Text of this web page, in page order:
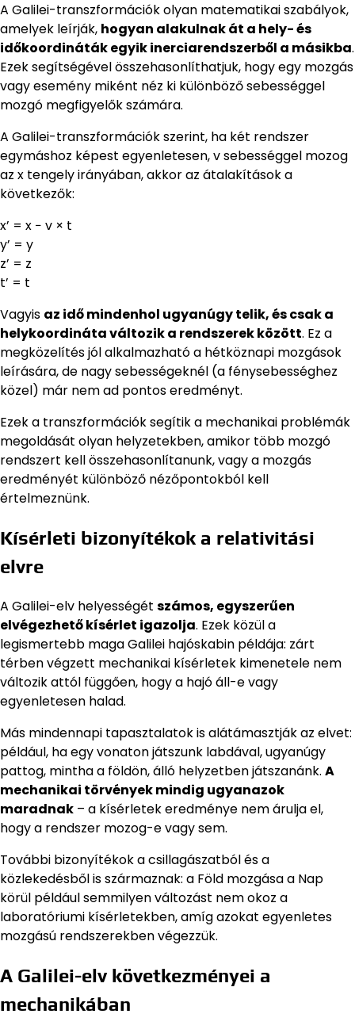
A Galilei-transzformációk olyan matematikai szabályok,
amelyek leírják, hogyan alakulnak át a hely- és
időkoordináták egyik inerciarendszerből a másikba.
Ezek segítségével összehasonlíthatjuk, hogy egy mozgás
vagy esemény miként néz ki különböző sebességgel
mozgó megfigyelők számára.
A Galilei-transzformációk szerint, ha két rendszer
egymáshoz képest egyenletesen, v sebességgel mozog
az x tengely irányában, akkor az átalakítások a
következők:
x’ = x − v × t
y’ = y
z’ = z
t’ = t
Vagyis az idő mindenhol ugyanúgy telik, és csak a
helykoordináta változik a rendszerek között. Ez a
megközelítés jól alkalmazható a hétköznapi mozgások
leírására, de nagy sebességeknél (a fénysebességhez
közel) már nem ad pontos eredményt.
Ezek a transzformációk segítik a mechanikai problémák
megoldását olyan helyzetekben, amikor több mozgó
rendszert kell összehasonlítanunk, vagy a mozgás
eredményét különböző nézőpontokból kell
értelmeznünk.
Kísérleti bizonyítékok a relativitási
elvre
A Galilei-elv helyességét számos, egyszerűen
elvégezhető kísérlet igazolja. Ezek közül a
legismertebb maga Galilei hajóskabin példája: zárt
térben végzett mechanikai kísérletek kimenetele nem
változik attól függően, hogy a hajó áll-e vagy
egyenletesen halad.
Más mindennapi tapasztalatok is alátámasztják az elvet:
például, ha egy vonaton játszunk labdával, ugyanúgy
pattog, mintha a földön, álló helyzetben játszanánk. A
mechanikai törvények mindig ugyanazok
maradnak – a kísérletek eredménye nem árulja el,
hogy a rendszer mozog-e vagy sem.
További bizonyítékok a csillagászatból és a
közlekedésből is származnak: a Föld mozgása a Nap
körül például semmilyen változást nem okoz a
laboratóriumi kísérletekben, amíg azokat egyenletes
mozgású rendszerekben végezzük.
A Galilei-elv következményei a
mechanikában